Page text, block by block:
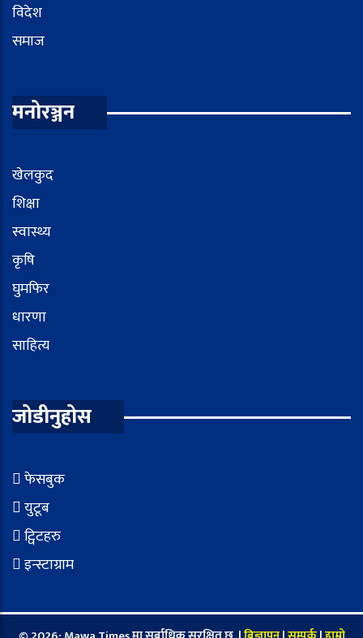
विदेश
समाज
मनोरञ्जन
खेलकुद
शिक्षा
स्वास्थ्य
कृषि
घुमफिर
धारणा
साहित्य
जोडीनुहोस
फेसबुक
युटूब
ट्विटहरु
इन्स्टाग्राम